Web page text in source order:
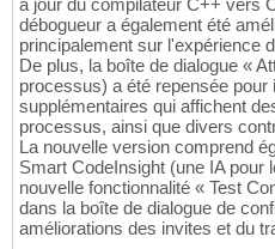
à jour du compilateur C++ vers
débogueur a également été
principalement sur l'expérience
De plus, la boîte de dialogue «
processus) a été repensée pour
supplémentaires qui affichent
processus, ainsi que divers
La nouvelle version comprend
Smart CodeInsight (une IA pour
nouvelle fonctionnalité « Test
dans la boîte de dialogue de
améliorations des invites et du